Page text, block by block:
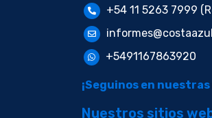
+54 11 5263 7999
+5491167863920
¡Seguinos en
Nuestros sitios